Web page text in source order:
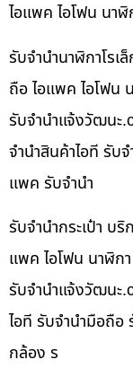
ไอแพค ไอโฟน นา
รับจำนำนาฬิกาโรเ
ถือ ไอแพค ไอโฟน
รับจํานําแจ้งวัฒนะ
จำนำสินค้าไอที รับ
แพค รับจำนำ
รับจำนำกระเป๋า บ
แพค ไอโฟน นาฬิก
รับจํานําแจ้งวัฒนะ
ไอที รับจำนำมือถือ
กล้อง ร